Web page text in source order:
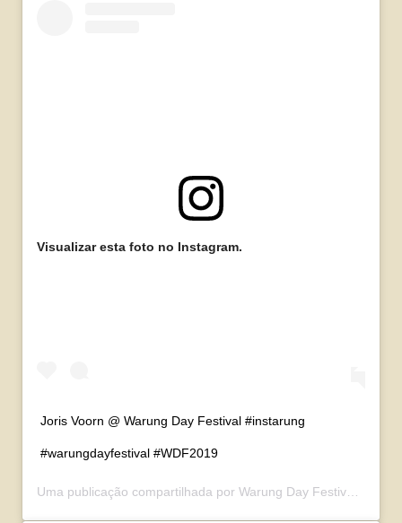
Visualizar esta foto no Instagram.
Joris Voorn @ Warung Day Festival #instarung
#warungdayfestival #WDF2019
Uma publicação compartilhada por Warung Day Festival